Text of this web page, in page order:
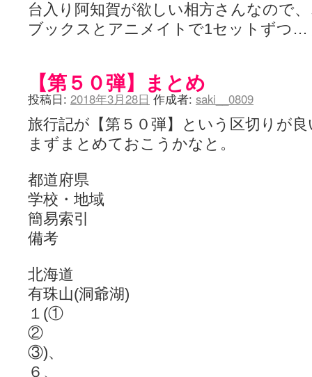
台入り阿知賀が欲しい相方さんなので
ブックスとアニメイトで1セットずつ…
【第５０弾】まとめ
投稿日: 2018年3月28日 作成者: saki__0809
旅行記が【第５０弾】という区切りが
まずまとめておこうかなと。
都道府県
学校・地域
簡易索引
備考
北海道
有珠山(洞爺湖)
１(①
②
③)、
６、